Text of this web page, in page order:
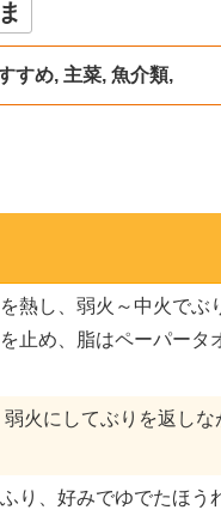
すめ, 主菜, 魚介類,
熱し、弱火～中火でぶ
止め、脂はペーパータ
火にしてぶりを返しな
り、好みでゆでたほう